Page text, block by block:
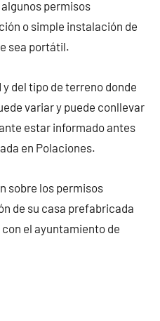
permisos
o simple instalación de
sea portátil.
del tipo de terreno donde
variar y puede conllevar
estar informado antes
en Polaciones.
sobre los permisos
de su casa prefabricada
el ayuntamiento de